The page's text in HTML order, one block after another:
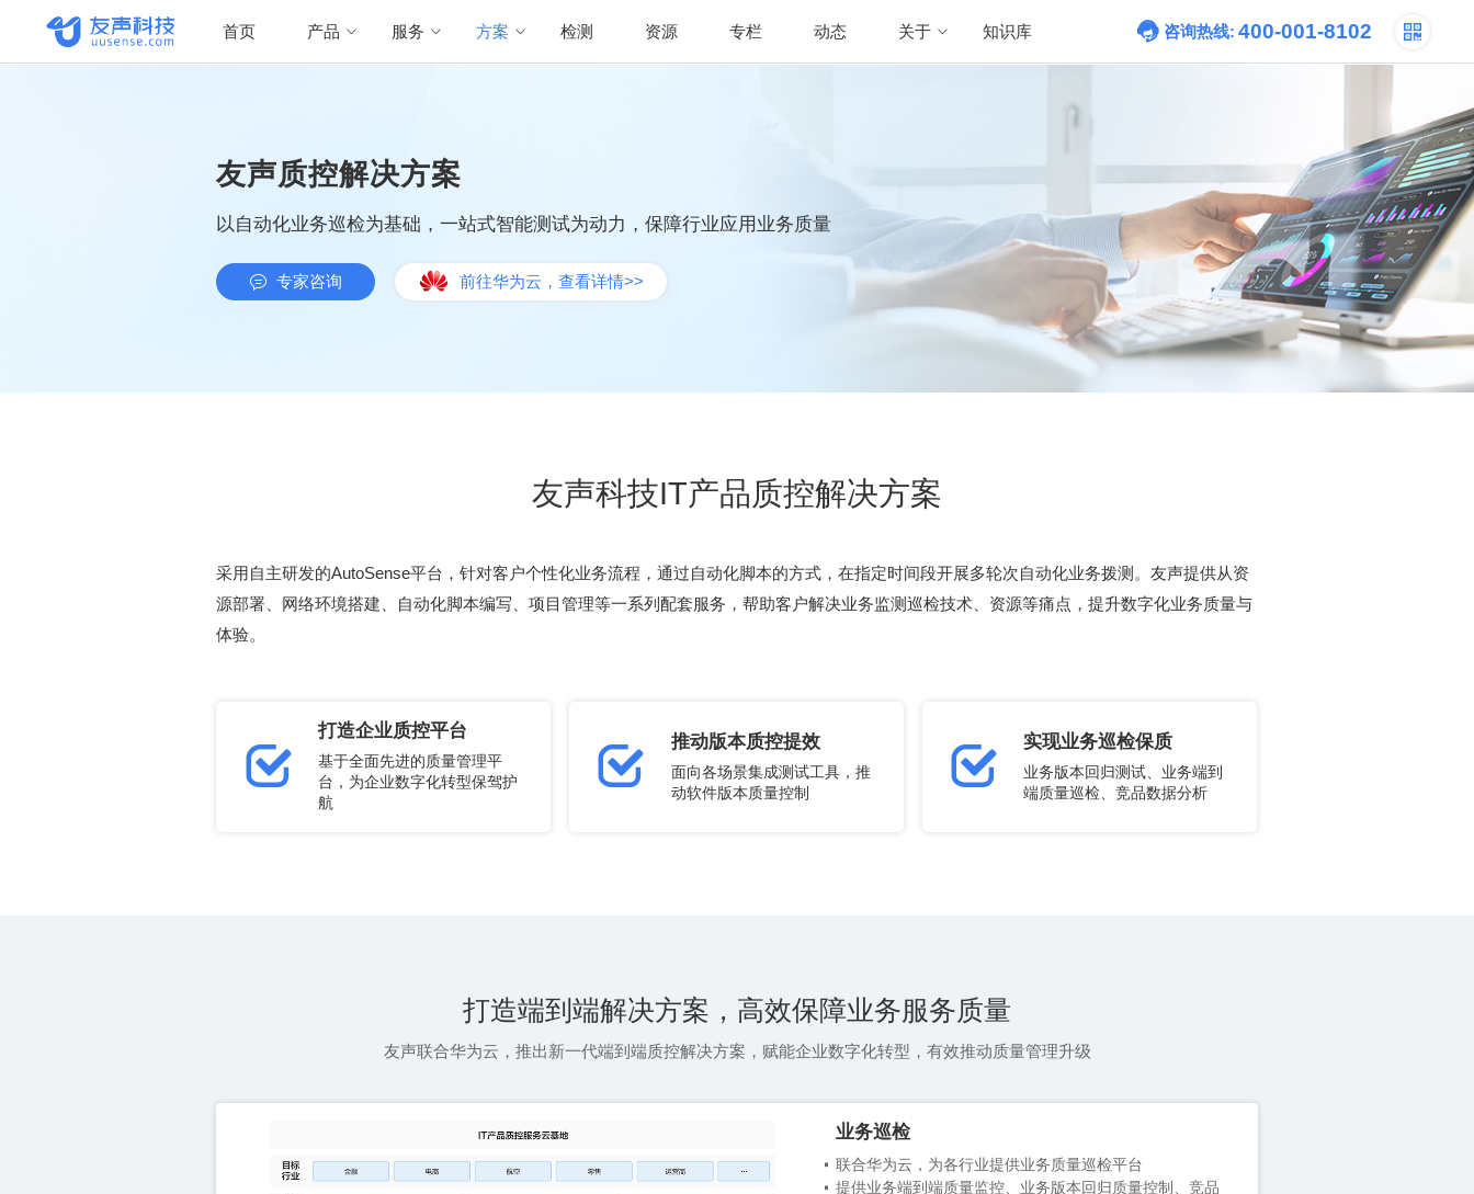
首页 产品 服务 方案 检测 资源 专栏 动态 关于 知识库 咨询热线: 400-001-8102
友声质控解决方案
以自动化业务巡检为基础，一站式智能测试为动力，保障行业应用业务质量
专家咨询 前往华为云，查看详情>>
友声科技IT产品质控解决方案
体验。
打造企业质控平台
航
推动版本质控提效
动软件版本质量控制
实现业务巡检保质
端质量巡检、竞品数据分析
打造端到端解决方案，高效保障业务服务质量
友声联合华为云，推出新一代端到端质控解决方案，赋能企业数字化转型，有效推动质量管理升级
业务巡检
联合华为云，为各行业提供业务质量巡检平台